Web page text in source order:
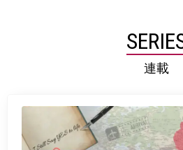
連載